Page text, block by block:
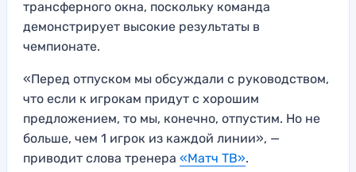
трансферного окна, поскольку команда
демонстрирует высокие результаты в
чемпионате.
«Перед отпуском мы обсуждали с руководством,
что если к игрокам придут с хорошим
предложением, то мы, конечно, отпустим. Но не
больше, чем 1 игрок из каждой линии», —
приводит слова тренера «Матч ТВ».